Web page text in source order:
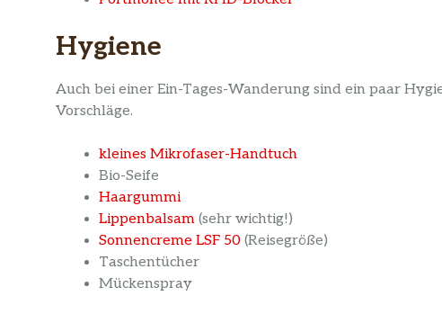
Hygiene
Auch bei einer Ein-Tages-Wanderung sind ein paar
Vorschläge.
kleines Mikrofaser-Handtuch
Bio-Seife
Haargummi
Lippenbalsam (sehr wichtig!)
Sonnencreme LSF 50 (Reisegröße)
Taschentücher
Mückenspray